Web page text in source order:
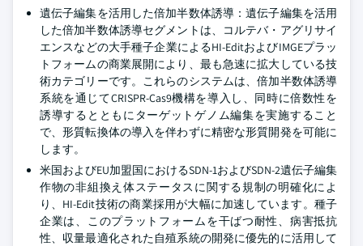
遺伝子編集を活用した倍加半数体誘導：遺伝子編集を活用
した倍加半数体誘導セグメントは、コルテバ・アグリサイ
エンスなどの大手種子企業によるHI-EditおよびIMGEプラッ
トフォームの商業展開により、最も急速に拡大している技
術カテゴリーです。これらのシステムは、倍加半数体誘導
系統を通じてCRISPR-Cas9機構を導入し、同時に倍数性を
誘導するとともにターゲットゲノム編集を実施すること
で、形質転換体の導入を伴わずに精密な形質開発を可能に
します。
米国およびEU加盟国におけるSDN-1およびSDN-2遺伝子編集
作物の非組換え体ステータスに関する規制の明確化によ
り、HI-Edit技術の商業採用が大幅に加速しています。種子
企業は、このプラットフォームを干ばつ耐性、病害抵抗
性、収量最適化された自殖系統の開発に優先的に活用して